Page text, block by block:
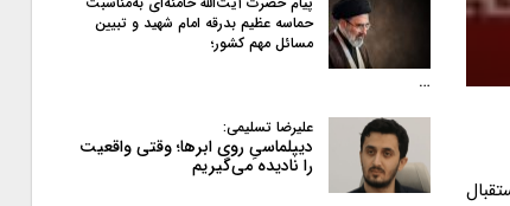
حماسه عظیم بدرقه امام شهید و تبیین
مسائل مهم کشور؛
…
علیرضا تسلیمی:
دیپلماسیِ روی ابرها؛ وقتی واقعیت
را نادیده می‌گیریم